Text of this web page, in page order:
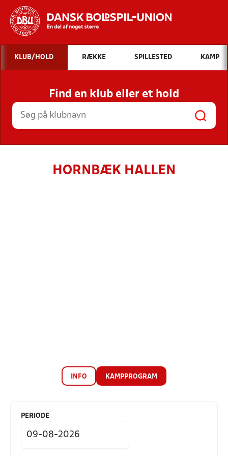
Hvad vil du søge efter?
INDHOLD OG NYHEDER
STILLINGER, RESULTATER, KLUBBER OG
HOLD
KLUB/HOLD RÆKKE SPILLESTED KAMP
Find en klub eller et hold
HORNBÆK HALLEN
INFO KAMPPROGRAM
PERIODE